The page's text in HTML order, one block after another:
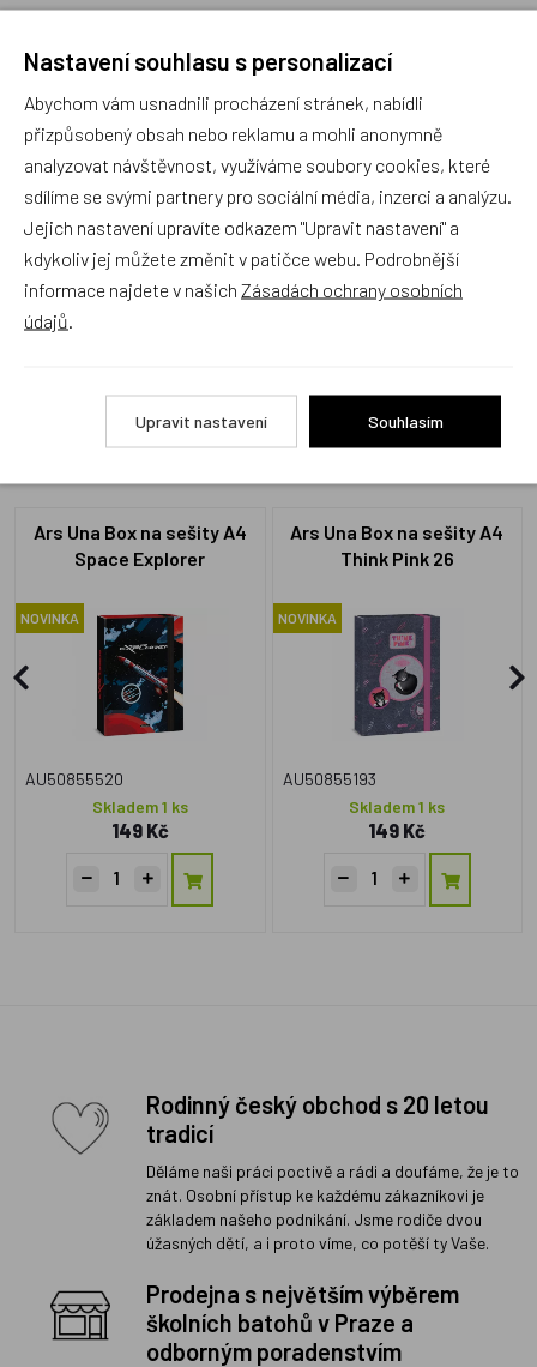
Recenze
Produkt zatím nemá žádné hodnocení,buďte první, kdo
produkt ohodnotí!
Přidat hodnocení
Alternativní zboží
Ars Una Box na sešity A4
Space Explorer
NOVINKA
AU50855520
Skladem 1 ks
149 Kč
Ars Una Box na sešity A4
Think Pink 26
NOVINKA
AU50855193
Skladem 1 ks
149 Kč
Rodinný český obchod s 20 letou
tradicí
Děláme naši práci poctivě a rádi a doufáme, že je to
znát. Osobní přístup ke každému zákazníkovi je
základem našeho podnikání. Jsme rodiče dvou
úžasných dětí, a i proto víme, co potěší ty Vaše.
Prodejna s největším výběrem
školních batohů v Praze a
odborným poradenstvím
Nastavení souhlasu s personalizací
Abychom vám usnadnili procházení stránek, nabídli
přizpůsobený obsah nebo reklamu a mohli anonymně
analyzovat návštěvnost, využíváme soubory cookies, které
sdílíme se svými partnery pro sociální média, inzerci a analýzu.
Jejich nastavení upravíte odkazem "Upravit nastavení" a
kdykoliv jej můžete změnit v patičce webu. Podrobnější
informace najdete v našich Zásadách ochrany osobních
údajů
Upravit nastavení Souhlasím